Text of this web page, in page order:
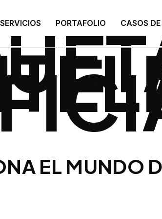
SERVICIOS PORTAFOLIO CASOS
EL MUNDO